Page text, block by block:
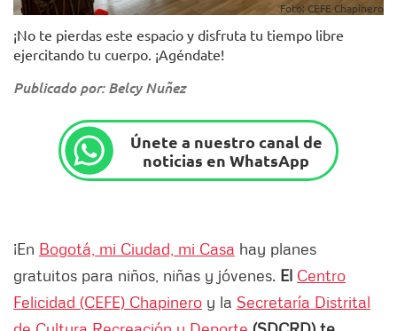
Foto: CEFE Chapinero
¡No te pierdas este espacio y disfruta tu tiempo libre
ejercitando tu cuerpo. ¡Agéndate!
Publicado por: Belcy Nuñez
Únete a nuestro canal de
noticias en WhatsApp
¡En Bogotá, mi Ciudad, mi Casa hay planes
gratuitos para niños, niñas y jóvenes. El Centro
Felicidad (CEFE) Chapinero y la Secretaría Distrital